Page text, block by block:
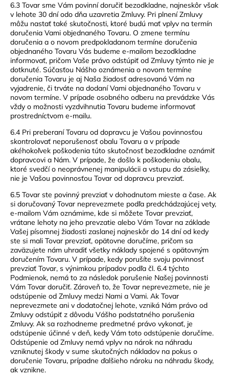
6.3 Tovar sme Vám povinní doručiť bezodkladne, najneskôr však
v lehote 30 dní odo dňa uzavretia Zmluvy. Pri plnení Zmluvy
môžu nastať také skutočnosti, ktoré budú mať vplyv na termín
doručenia Vami objednaného Tovaru. O zmene termínu
doručenia a o novom predpokladanom termíne doručenia
objednaného Tovaru Vás budeme e-mailom bezodkladne
informovať, pričom Vaše právo odstúpiť od Zmluvy týmto nie je
dotknuté. Súčasťou Nášho oznámenia o novom termíne
doručenia Tovaru je aj Naša žiadosť adresovaná Vám na
vyjadrenie, či trváte na dodaní Vami objednaného Tovaru v
novom termíne. V prípade osobného odberu na prevádzke Vás
vždy o možnosti vyzdvihnutia Tovaru budeme informovať
prostredníctvom e-mailu.
6.4 Pri preberaní Tovaru od dopravcu je Vašou povinnosťou
skontrolovať neporušenosť obalu Tovaru a v prípade
akéhokoľvek poškodenia túto skutočnosť bezodkladne oznámiť
dopravcovi a Nám. V prípade, že došlo k poškodeniu obalu,
ktoré svedčí o neoprávnenej manipulácii a vstupu do zásielky,
nie je Vašou povinnosťou Tovar od dopravcu prevziať.
6.5 Tovar ste povinný prevziať v dohodnutom mieste a čase. Ak
si doručovaný Tovar neprevezmete podľa predchádzajúcej vety,
e-mailom Vám oznámime, kde si môžete Tovar prevziať,
vrátane lehoty na jeho prevzatie alebo Vám Tovar na základe
Vašej písomnej žiadosti zaslanej najneskôr do 14 dní od kedy
ste si mali Tovar prevziať, opätovne doručíme, pričom sa
zaväzujete nám uhradiť všetky náklady spojené s opätovným
doručením Tovaru. V prípade, kedy porušíte svoju povinnosť
prevziať Tovar, s výnimkou prípadov podľa čl. 6.4 týchto
Podmienok, nemá to za následok porušenie Našej povinnosti
Vám Tovar doručiť. Zároveň to, že Tovar neprevezmete, nie je
odstúpenie od Zmluvy medzi Nami a Vami. Ak Tovar
neprevezmete ani v dodatočnej lehote, vzniká Nám právo od
Zmluvy odstúpiť z dôvodu Vášho podstatného porušenia
Zmluvy. Ak sa rozhodneme predmetné právo vykonať, je
odstúpenie účinné v deň, kedy Vám toto odstúpenie doručíme.
Odstúpenie od Zmluvy nemá vplyv na nárok na náhradu
vzniknutej škody v sume skutočných nákladov na pokus o
doručenie Tovaru, prípadne ďalšieho nároku na náhradu škody,
ak vznikne.